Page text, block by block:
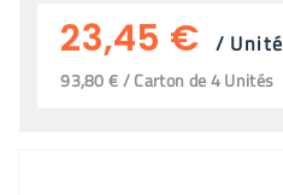
23,45 € / Unité
93,80 € / Carton de 4 Unités